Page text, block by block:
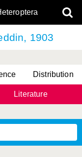
1903
Distribution
Literature